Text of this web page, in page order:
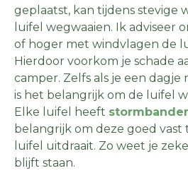
geplaatst, kan tijdens stevige
luifel wegwaaien. Ik adviseer
of hoger met windvlagen de
Hierdoor voorkom je schade
camper. Zelfs als je een dagje
is het belangrijk om de luifel
Elke luifel heeft
belangrijk om deze goed vast
luifel uitdraait. Zo weet je
blijft staan.